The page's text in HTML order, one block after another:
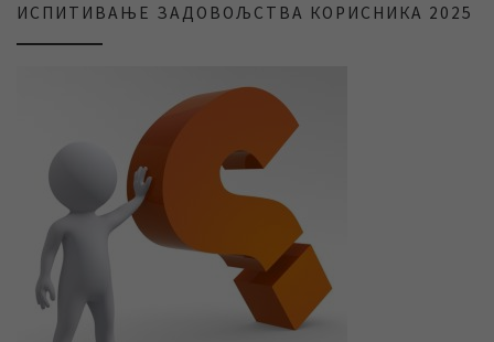
ИСПИТИВАЊЕ ЗАДОВОЉСТВА КОРИСНИКА 2025